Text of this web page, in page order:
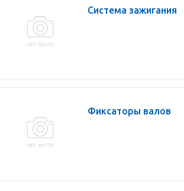
Система зажигания
Фиксаторы валов